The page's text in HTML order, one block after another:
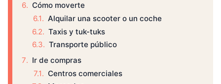
Cómo moverte
Alquilar una scooter o un coche
Taxis y tuk-tuks
Transporte público
Ir de compras
Centros comerciales